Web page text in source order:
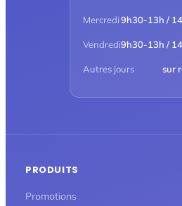
Mercredi9h30-13h /
Vendredi9h30-13h /
Autres jours sur
PRODUITS
Promotions